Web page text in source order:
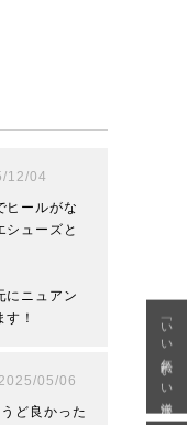
12/04
ヒールがな
シューズと
にニュアン
！
2025/05/06
ど良かった
「いい年齢 いい洋服」